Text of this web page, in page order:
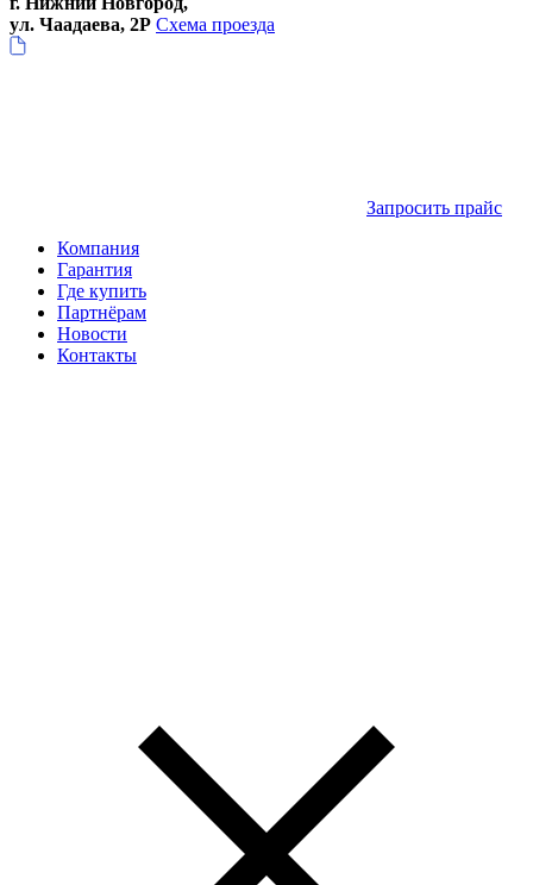
ул. Чаадаева, 2Р Схема проезда
Запросить прайс
Компания
Гарантия
Где купить
Партнёрам
Новости
Контакты